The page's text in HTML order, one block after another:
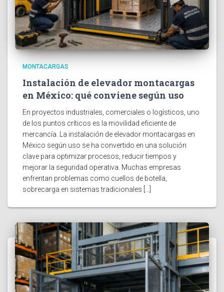
MONTACARGAS
Instalación de elevador montacargas
en México: qué conviene según uso
En proyectos industriales, comerciales o logísticos, uno
de los puntos críticos es la movilidad eficiente de
mercancía. La instalación de elevador montacargas en
México según uso se ha convertido en una solución
clave para optimizar procesos, reducir tiempos y
mejorar la seguridad operativa. Muchas empresas
enfrentan problemas como cuellos de botella,
sobrecarga en sistemas tradicionales […]